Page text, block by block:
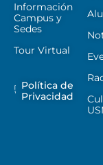
Información
Campus y
Sedes
Tour Virtual
Política de
Privacidad